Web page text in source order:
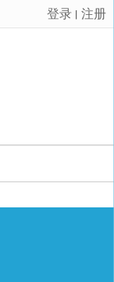
很遗憾，因您的浏览器版本过低导致无法获得最佳浏览体验，推荐下载安装谷歌浏览器！
登录 丨 注册